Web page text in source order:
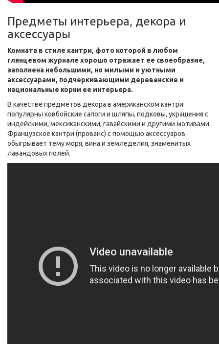
Предметы интерьера, декора и
аксессуары
Комната в стиле кантри, фото которой в любом
глянцевом журнале хорошо отражает ее своеобразие,
заполнена небольшими, но милыми и уютными
аксессуарами, подчеркивающими деревенские и
национальные корни ее интерьера.
В качестве предметов декора в американском кантри
популярны ковбойские сапоги и шляпы, подковы, украшения с
индейскими, мексиканскими, гавайскими и другими мотивами.
Французское кантри (прованс) с помощью аксессуаров
обыгрывает тему моря, вина и земледелия, знаменитых
лавандовых полей.